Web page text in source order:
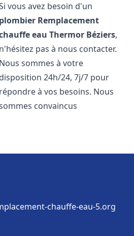
vous avez besoin d'un
plombier Remplacement
eau Thermor Béziers,
n'hésitez pas à nous contacter.
Nous sommes à votre
disposition 24h/24, 7j/7 pour
répondre à vos besoins. Nous
convaincus
chauffe-eau-5.org